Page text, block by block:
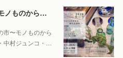
7/4土-7/28火 2026 蚤の市 〜モノものから生まれる新たな世界〜
〜モノものから
中村ジュンコ・…